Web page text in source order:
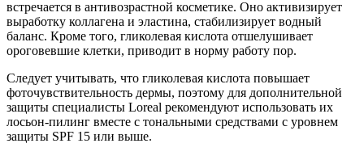
встречается в антивозрастной косметике. Оно активизирует
выработку коллагена и эластина, стабилизирует водный
баланс. Кроме того, гликолевая кислота отшелушивает
ороговевшие клетки, приводит в норму работу пор.
Следует учитывать, что гликолевая кислота повышает
фоточувствительность дермы, поэтому для дополнительной
защиты специалисты Loreal рекомендуют использовать их
лосьон-пилинг вместе с тональными средствами с уровнем
защиты SPF 15 или выше.